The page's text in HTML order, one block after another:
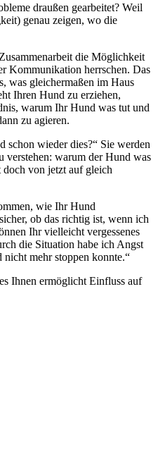
draußen gearbeitet? Weil
genau zeigen, wo die
die Möglichkeit
Kommunikation herrschen. Das
was gleichermaßen im Haus
Ihren Hund zu erziehen,
warum Ihr Hund was tut und
zu agieren.
schon wieder dies?“ Sie werden
verstehen: warum der Hund was
von jetzt auf gleich
wie Ihr Hund
ob das richtig ist, wenn ich
Ihr vielleicht vergessenes
die Situation habe ich Angst
mehr stoppen konnte.“
Ihnen ermöglicht Einfluss auf